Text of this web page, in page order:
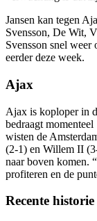
Jansen kan tegen
Svensson, De Wit,
Svensson snel weer
eerder deze week.
Ajax
Ajax is koploper in
bedraagt
wisten de
(2-1) en Willem II
naar boven komen.
profiteren en de
Recente historie